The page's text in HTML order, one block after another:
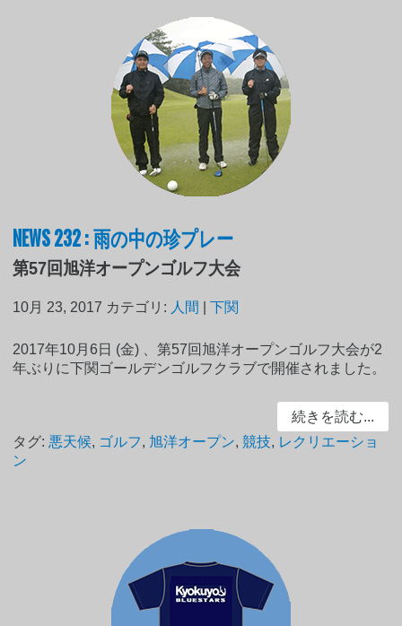
NEWS 232 : 雨の中の珍プレー
第57回旭洋オープンゴルフ大会
10月 23, 2017 カテゴリ: 人間 |下関
2017年10月6日 (金) 、第57回旭洋オープンゴルフ大会が2
年ぶりに下関ゴールデンゴルフクラブで開催されました。
続きを読む...
タグ: 悪天候, ゴルフ, 旭洋オープン,競技, レクリエーショ
ン